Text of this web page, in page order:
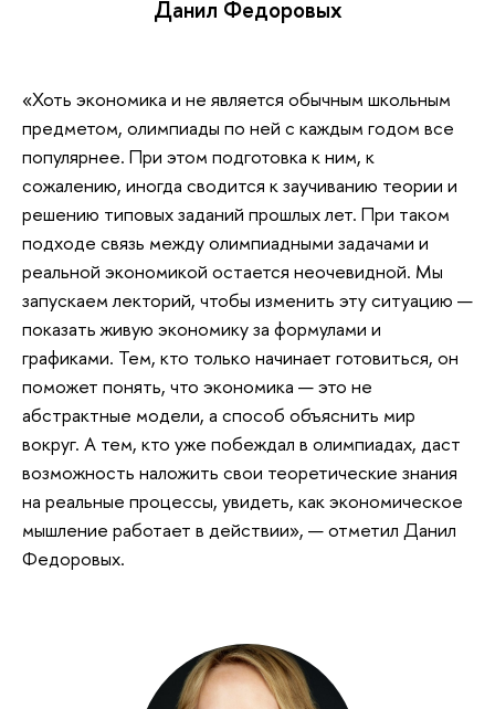
Данил Федоровых
«Хоть экономика и не является обычным школьным
предметом, олимпиады по ней с каждым годом все
популярнее. При этом подготовка к ним, к
сожалению, иногда сводится к заучиванию теории и
решению типовых заданий прошлых лет. При таком
подходе связь между олимпиадными задачами и
реальной экономикой остается неочевидной. Мы
запускаем лекторий, чтобы изменить эту ситуацию —
показать живую экономику за формулами и
графиками. Тем, кто только начинает готовиться, он
поможет понять, что экономика — это не
абстрактные модели, а способ объяснить мир
вокруг. А тем, кто уже побеждал в олимпиадах, даст
возможность наложить свои теоретические знания
на реальные процессы, увидеть, как экономическое
мышление работает в действии», — отметил Данил
Федоровых.